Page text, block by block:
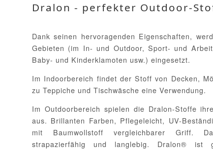
Dralon - perfekter Outdoor-
Dank seinen hervoragenden Eigenschaften,
Gebieten (im In- und Outdoor, Sport- und
Baby- und Kinderklamoten usw.) eingesetzt.
Im Indoorbereich findet der Stoff von Decken,
zu Teppiche und Tischwäsche eine Verwendung.
Im Outdoorbereich spielen die Dralon-Stoffe
aus. Brillanten Farben, Pflegeleicht, UV-
mit Baumwollstoff vergleichbarer Griff.
strapazierfähig und langlebig. Dralon® ist